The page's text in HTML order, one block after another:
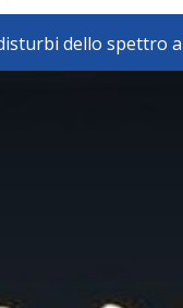
Inclusione scolastica
Inclusione lavorativa
dello spettro